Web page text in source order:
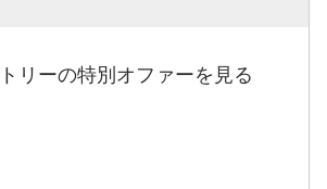
リーの特別オファーを見る